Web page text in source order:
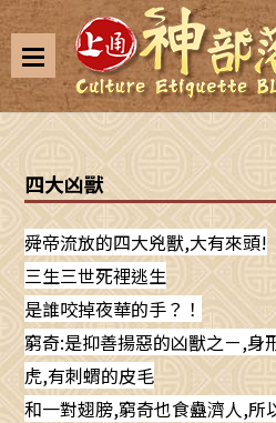
四大凶獸
舜帝流放的四大兇獸,大有來頭!
三生三世死裡逃生
是誰咬掉夜華的手？！
窮奇:是抑善揚惡的凶獸之ㄧ,身
虎,有刺蝟的皮毛
和一對翅膀,窮奇也食蠱濟人,所